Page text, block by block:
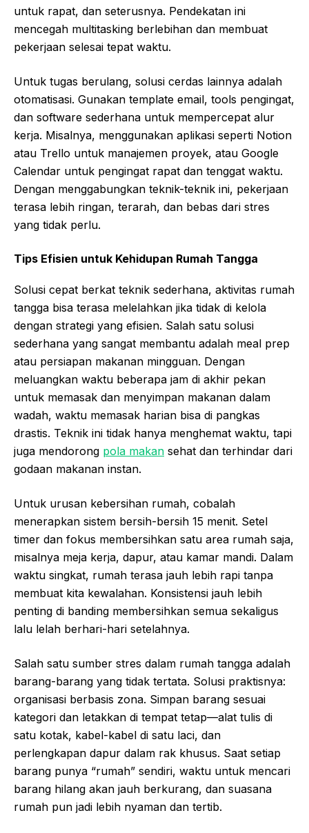
untuk rapat, dan seterusnya. Pendekatan ini
mencegah multitasking berlebihan dan membuat
pekerjaan selesai tepat waktu.
Untuk tugas berulang, solusi cerdas lainnya adalah
otomatisasi. Gunakan template email, tools pengingat,
dan software sederhana untuk mempercepat alur
kerja. Misalnya, menggunakan aplikasi seperti Notion
atau Trello untuk manajemen proyek, atau Google
Calendar untuk pengingat rapat dan tenggat waktu.
Dengan menggabungkan teknik-teknik ini, pekerjaan
terasa lebih ringan, terarah, dan bebas dari stres
yang tidak perlu.
Tips Efisien untuk Kehidupan Rumah Tangga
Solusi cepat berkat teknik sederhana, aktivitas rumah
tangga bisa terasa melelahkan jika tidak di kelola
dengan strategi yang efisien. Salah satu solusi
sederhana yang sangat membantu adalah meal prep
atau persiapan makanan mingguan. Dengan
meluangkan waktu beberapa jam di akhir pekan
untuk memasak dan menyimpan makanan dalam
wadah, waktu memasak harian bisa di pangkas
drastis. Teknik ini tidak hanya menghemat waktu, tapi
juga mendorong pola makan sehat dan terhindar dari
godaan makanan instan.
Untuk urusan kebersihan rumah, cobalah
menerapkan sistem bersih-bersih 15 menit. Setel
timer dan fokus membersihkan satu area rumah saja,
misalnya meja kerja, dapur, atau kamar mandi. Dalam
waktu singkat, rumah terasa jauh lebih rapi tanpa
membuat kita kewalahan. Konsistensi jauh lebih
penting di banding membersihkan semua sekaligus
lalu lelah berhari-hari setelahnya.
Salah satu sumber stres dalam rumah tangga adalah
barang-barang yang tidak tertata. Solusi praktisnya:
organisasi berbasis zona. Simpan barang sesuai
kategori dan letakkan di tempat tetap—alat tulis di
satu kotak, kabel-kabel di satu laci, dan
perlengkapan dapur dalam rak khusus. Saat setiap
barang punya “rumah” sendiri, waktu untuk mencari
barang hilang akan jauh berkurang, dan suasana
rumah pun jadi lebih nyaman dan tertib.